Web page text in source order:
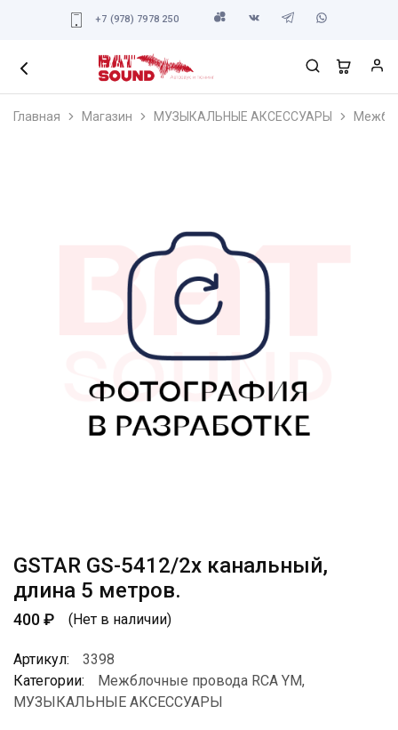
+7 (978) 7978 250
Главная Магазин МУЗЫКАЛЬНЫЕ АКСЕССУАРЫ
GSTAR GS-5412/2х канальный,
длина 5 метров.
400₽ (Нет в наличии)
Артикул:
3398
Категории:
Межблочные провода RCA YM,
МУЗЫКАЛЬНЫЕ АКСЕССУАРЫ